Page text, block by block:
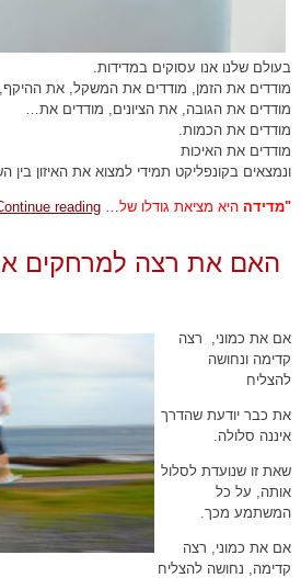
בעולם שלנו אנו עסוקים במדידות.
מודדים את הזמן, מודדים את המשקל, את ההיקף,
מודדים את הגובה, את הציונים, מודדים את…
מודדים את הכמות.
מודדים את האיכות
ונמצאים בקונפליקט תמידי למצוא את האיזון בין
"מדידה היא מציאת גודלו של…reading
האם את רצה למרחקים
אם את כמוני, רצה
קדימה ונחושה
להצליח
את כבר יודעת שהדרך
איננה סלולה.
שאת זו שנועדת לסלול
אותה, על כל
המשתמע מכך.
אם את כמוני, רצה
קדימה, נחושה להצליח